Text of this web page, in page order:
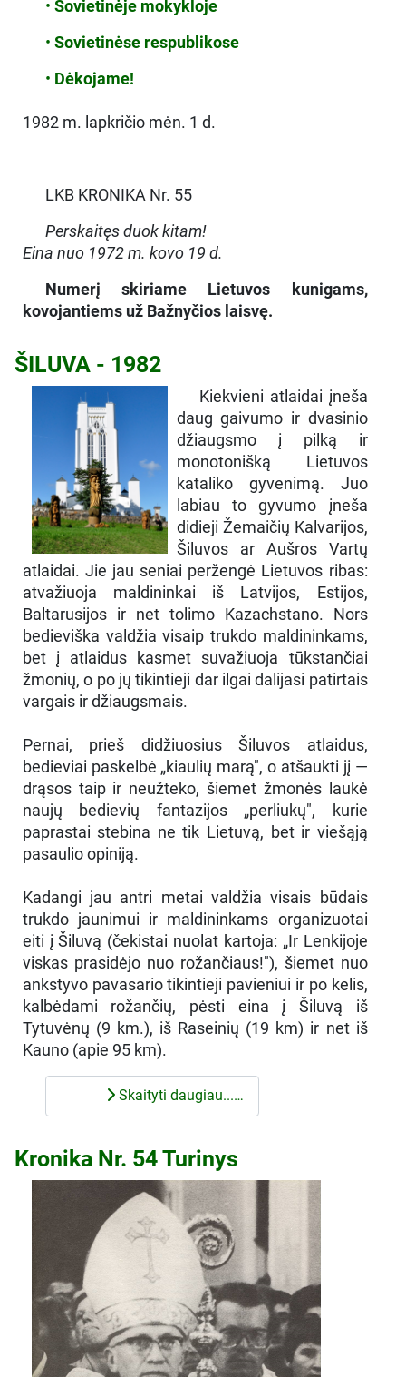
• Sovietinėje mokykloje
• Sovietinėse respublikose
• Dėkojame!
1982 m. lapkričio mėn. 1 d.
LKB KRONIKA Nr. 55
Perskaitęs duok kitam!
Eina nuo 1972 m. kovo 19 d.
Numerį skiriame Lietuvos kunigams,
kovojantiems už Bažnyčios laisvę.
ŠILUVA - 1982
Kiekvieni atlaidai įneša
daug gaivumo ir dvasinio
džiaugsmo į pilką ir
monotonišką Lietuvos
kataliko gyvenimą. Juo
labiau to gyvumo įneša
didieji Žemaičių Kalvarijos,
Šiluvos ar Aušros Vartų
atlaidai. Jie jau seniai peržengė Lietuvos ribas:
atvažiuoja maldininkai iš Latvijos, Estijos,
Baltarusijos ir net tolimo Kazachstano. Nors
bedieviška valdžia visaip trukdo maldininkams,
bet į atlaidus kasmet suvažiuoja tūkstančiai
žmonių, o po jų tikintieji dar ilgai dalijasi patirtais
vargais ir džiaugsmais.
Pernai, prieš didžiuosius Šiluvos atlaidus,
bedieviai paskelbė „kiaulių marą", o atšaukti jį —
drąsos taip ir neužteko, šiemet žmonės laukė
naujų bedievių fantazijos „perliukų", kurie
paprastai stebina ne tik Lietuvą, bet ir viešąją
pasaulio opiniją.
Kadangi jau antri metai valdžia visais būdais
trukdo jaunimui ir maldininkams organizuotai
eiti į Šiluvą (čekistai nuolat kartoja: „Ir Lenkijoje
viskas prasidėjo nuo rožančiaus!"), šiemet nuo
ankstyvo pavasario tikintieji pavieniui ir po kelis,
kalbėdami rožančių, pėsti eina į Šiluvą iš
Tytuvėnų (9 km.), iš Raseinių (19 km) ir net iš
Kauno (apie 95 km).
Skaityti daugiau...…
Kronika Nr. 54 Turinys